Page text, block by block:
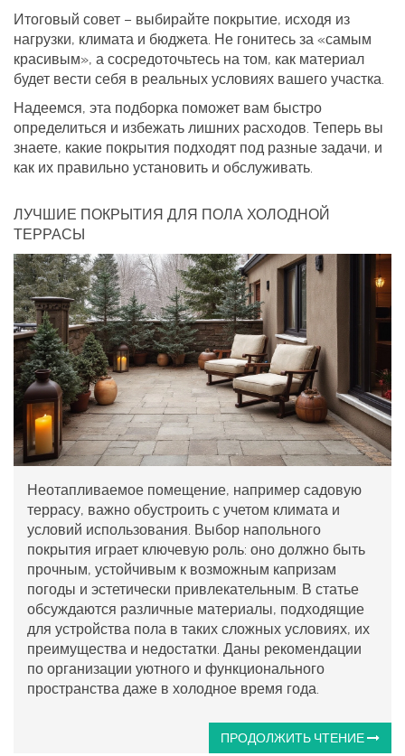
Итоговый совет – выбирайте покрытие, исходя из
нагрузки, климата и бюджета. Не гонитесь за «самым
красивым», а сосредоточьтесь на том, как материал
будет вести себя в реальных условиях вашего участка.
Надеемся, эта подборка поможет вам быстро
определиться и избежать лишних расходов. Теперь вы
знаете, какие покрытия подходят под разные задачи, и
как их правильно установить и обслуживать.
ЛУЧШИЕ ПОКРЫТИЯ ДЛЯ ПОЛА ХОЛОДНОЙ
ТЕРРАСЫ
Неотапливаемое помещение, например садовую
террасу, важно обустроить с учетом климата и
условий использования. Выбор напольного
покрытия играет ключевую роль: оно должно быть
прочным, устойчивым к возможным капризам
погоды и эстетически привлекательным. В статье
обсуждаются различные материалы, подходящие
для устройства пола в таких сложных условиях, их
преимущества и недостатки. Даны рекомендации
по организации уютного и функционального
пространства даже в холодное время года.
ПРОДОЛЖИТЬ ЧТЕНИЕ